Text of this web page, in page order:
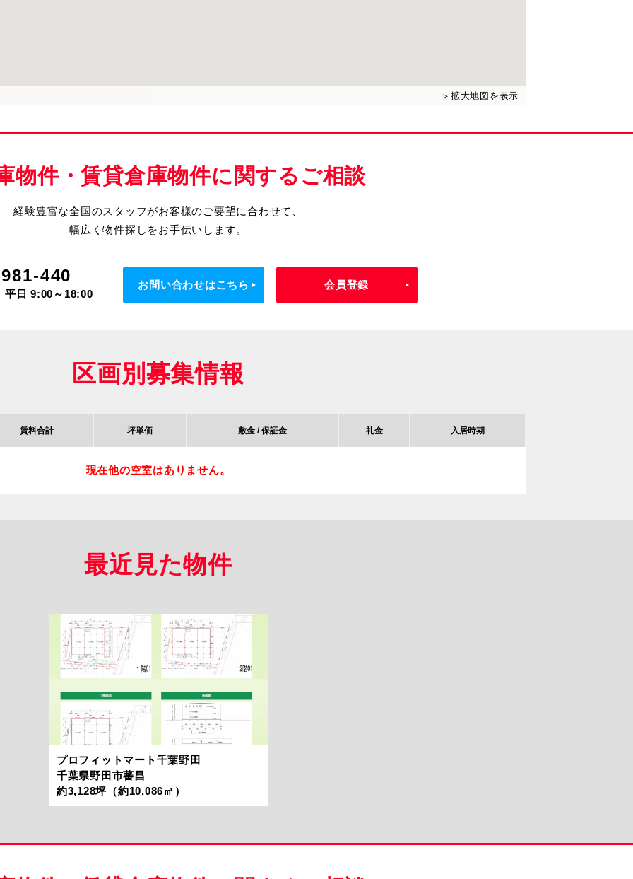
＞拡大地図を表示
物件・賃貸倉庫物件に関するご相談
経験豊富な全国のスタッフがお客様のご要望に合わせて、
幅広く物件探しをお手伝いします。
440
平日 9:00～18:00
お問い合わせはこちら 会員登録
区画別募集情報
賃料合計 坪単価 敷金 /保証金 礼金 入居時期
現在他の空室はありません。
最近見た物件
プロフィットマート千葉野田
千葉県野田市蕃昌
約3,128坪（約10,086㎡）